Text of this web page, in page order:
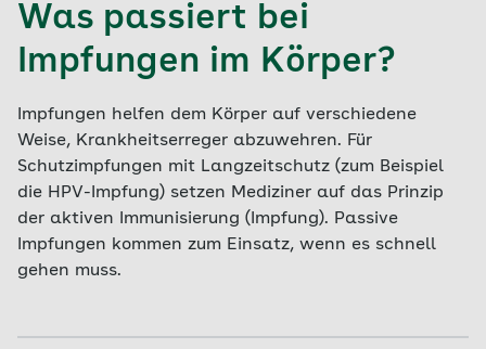
Was passiert bei
Impfungen im Körper?
Impfungen helfen dem Körper auf verschiedene
Weise, Krankheitserreger abzuwehren. Für
Schutzimpfungen mit Langzeitschutz (zum Beispiel
die HPV-Impfung) setzen Mediziner auf das Prinzip
der aktiven Immunisierung (Impfung). Passive
Impfungen kommen zum Einsatz, wenn es schnell
gehen muss.